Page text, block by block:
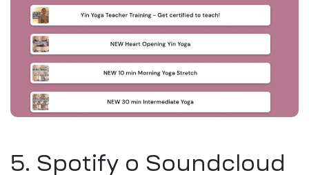
5. Spotify o Soundcloud